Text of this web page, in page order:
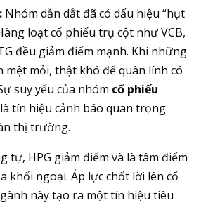
Nhóm dẫn dắt đã có dấu hiệu “hụt
loạt cổ phiếu trụ cột như VCB,
đều giảm điểm mạnh. Khi những
mệt mỏi, thật khó để quân lính có
suy yếu của nhóm cổ phiếu
là tín hiệu cảnh báo quan trọng
thị trường.
tự, HPG giảm điểm và là tâm điểm
khối ngoại. Áp lực chốt lời lên cổ
này tạo ra một tín hiệu tiêu